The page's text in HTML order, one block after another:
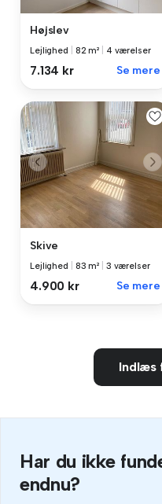
Højslev
Lejlighed 82 m² 4 værelser
7.134 kr Se mere
Skive
Lejlighed 83 m² 3 værelser
4.900 kr Se mere
Indlæs
Har du ikke
endnu?